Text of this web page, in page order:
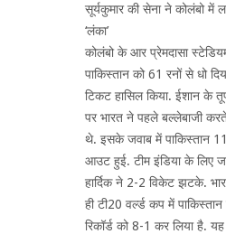
सूर्यकुमार की सेना ने कोलंबो में
‘लंका’
कोलंबो के आर प्रेमदासा
पाकिस्तान को 61 रनों से धो
टिकट हासिल किया. ईशान के
पर भारत ने पहले बल्लेबाजी
थे. इसके जवाब में पाकिस्तान
आउट हुई. टीम इंडिया के लिए
हार्दिक ने 2-2 विकेट झटके.
ही टी20 वर्ल्ड कप में
रिकॉर्ड को 8-1 कर लिया है.